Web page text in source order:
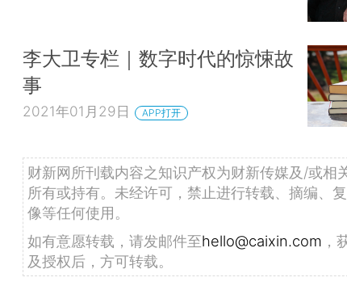
李大卫专栏｜数字时代的惊悚故
事
2021年01月29日 APP打开
财新网所刊载内容之知识产权为财新传媒及/或相
所有或持有。未经许可，禁止进行转载、摘编、
像等任何使用。
如有意愿转载，请发邮件至hello@caixin.com ，
及授权后，方可转载。